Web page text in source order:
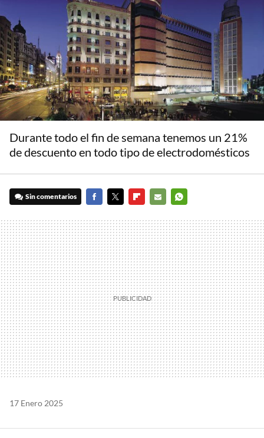
Durante todo el fin de semana tenemos un 21%
de descuento en todo tipo de electrodomésticos
Sin comentarios
MAIL
17 Enero 2025